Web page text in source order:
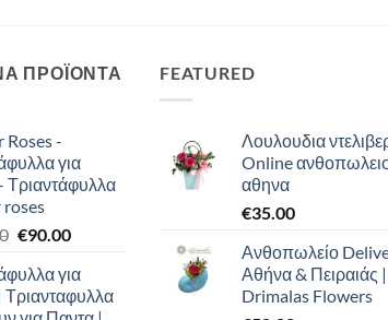
ΠΡΟΪΟΝΤΑ
Roses -
για
Τριαντάφυλλα
Original
was:
€100.00.
€90.00Η
τιμή
είναι:
για
Τριανταφυλλα
FEATURED
Λουλουδια
Online
αθηνα
€35.00
Ανθοπωλείο
Αθήνα & Πειραιάς |
Drimalas Flowers